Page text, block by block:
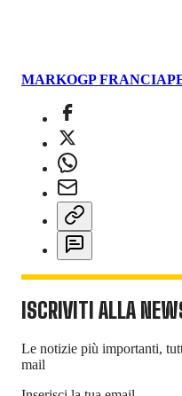
MARKOGP FRANCIA
ISCRIVITI ALLA
Le notizie più importanti,
mail